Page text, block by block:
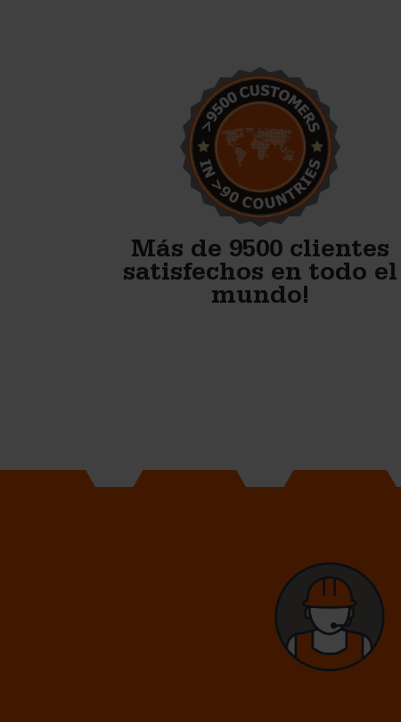
Más de 9500 clientes
satisfechos en todo el
mundo!
Empezamos la producción de
bloques de hormigón. Con los
moldes de Betonblock
estamos listos para empezar
con buen pie.
Anton Koelma